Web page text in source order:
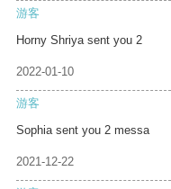
游客
Horny Shriya sent you 2
2022-01-10
游客
Sophia sent you 2 messa
2021-12-22